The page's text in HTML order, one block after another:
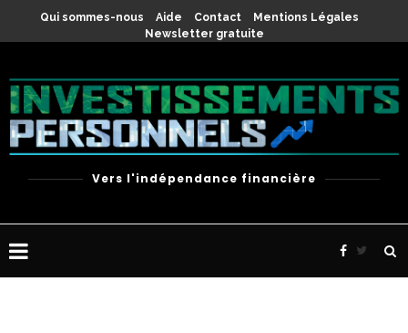
Qui sommes-nous Aide Contact
Mentions Légales
Newsletter gratuite
Vers l'indépendance financière